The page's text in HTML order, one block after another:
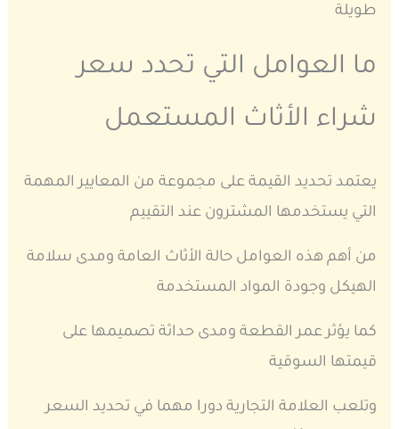
طويلة
ما العوامل التي تحدد سعر
شراء الأثاث المستعمل
يعتمد تحديد القيمة على مجموعة من المعايير المهمة
التي يستخدمها المشترون عند التقييم
من أهم هذه العوامل حالة الأثاث العامة ومدى سلامة
الهيكل وجودة المواد المستخدمة
كما يؤثر عمر القطعة ومدى حداثة تصميمها على
قيمتها السوقية
وتلعب العلامة التجارية دورا مهما في تحديد السعر